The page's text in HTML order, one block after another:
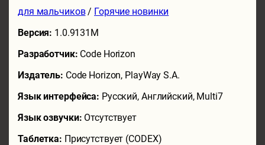
для мальчиков/ Горячие новинки
Версия: 1.0.9131M
Разработчик: Code Horizon
Издатель: Code Horizon, PlayWay S.A.
Язык интерфейса: Русский, Английский, Multi7
Язык озвучки: Отсутствует
Таблетка: Присутствует (CODEX)